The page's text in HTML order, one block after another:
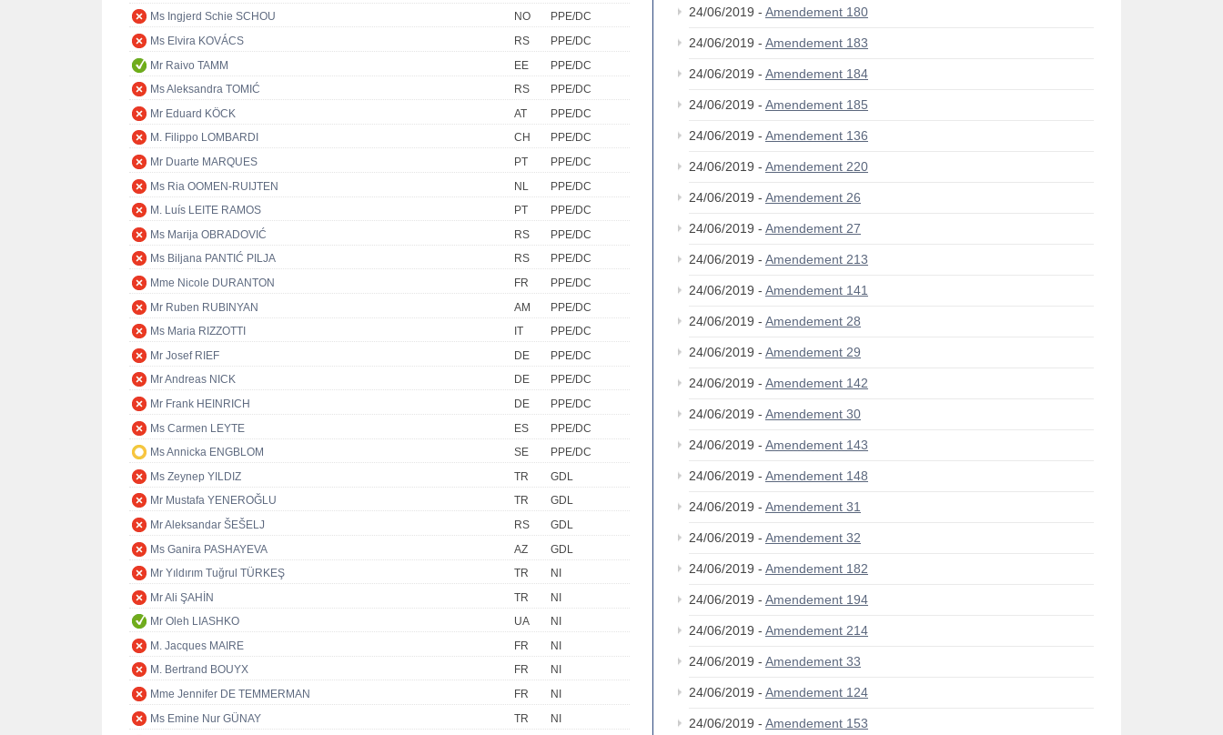
Ms Ingjerd Schie SCHOU
NO
PPE/DC
Ms Elvira KOVÁCS
RS
PPE/DC
Mr Raivo TAMM
EE
PPE/DC
Ms Aleksandra TOMIĆ
RS
PPE/DC
Mr Eduard KÖCK
AT
PPE/DC
M. Filippo LOMBARDI
CH
PPE/DC
Mr Duarte MARQUES
PT
PPE/DC
Ms Ria OOMEN-RUIJTEN
NL
PPE/DC
M. Luís LEITE RAMOS
PT
PPE/DC
Ms Marija OBRADOVIĆ
RS
PPE/DC
Ms Biljana PANTIĆ PILJA
RS
PPE/DC
Mme Nicole DURANTON
FR
PPE/DC
Mr Ruben RUBINYAN
AM
PPE/DC
Ms Maria RIZZOTTI
IT
PPE/DC
Mr Josef RIEF
DE
PPE/DC
Mr Andreas NICK
DE
PPE/DC
Mr Frank HEINRICH
DE
PPE/DC
Ms Carmen LEYTE
ES
PPE/DC
Ms Annicka ENGBLOM
SE
PPE/DC
Ms Zeynep YILDIZ
TR
GDL
Mr Mustafa YENEROĞLU
TR
GDL
Mr Aleksandar ŠEŠELJ
RS
GDL
Ms Ganira PASHAYEVA
AZ
GDL
Mr Yıldırım Tuğrul TÜRKEŞ
TR
NI
Mr Ali ŞAHİN
TR
NI
Mr Oleh LIASHKO
UA
NI
M. Jacques MAIRE
FR
NI
M. Bertrand BOUYX
FR
NI
Mme Jennifer DE TEMMERMAN
FR
NI
Ms Emine Nur GÜNAY
TR
NI
24/06/2019 - Amendement 180
24/06/2019 - Amendement 183
24/06/2019 - Amendement 184
24/06/2019 - Amendement 185
24/06/2019 - Amendement 136
24/06/2019 - Amendement 220
24/06/2019 - Amendement 26
24/06/2019 - Amendement 27
24/06/2019 - Amendement 213
24/06/2019 - Amendement 141
24/06/2019 - Amendement 28
24/06/2019 - Amendement 29
24/06/2019 - Amendement 142
24/06/2019 - Amendement 30
24/06/2019 - Amendement 143
24/06/2019 - Amendement 148
24/06/2019 - Amendement 31
24/06/2019 - Amendement 32
24/06/2019 - Amendement 182
24/06/2019 - Amendement 194
24/06/2019 - Amendement 214
24/06/2019 - Amendement 33
24/06/2019 - Amendement 124
24/06/2019 - Amendement 153